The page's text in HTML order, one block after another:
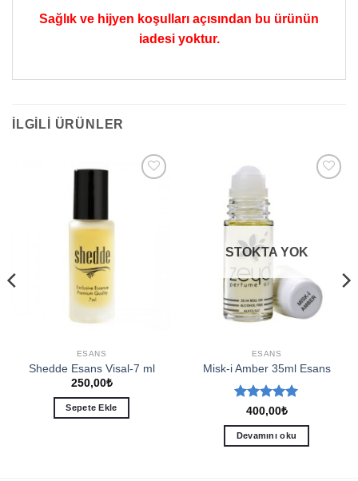
Sağlık ve hijyen koşulları açısından bu ürünün
iadesi yoktur.
İLGILI ÜRÜNLER
ESANS
Shedde Esans Visal-7 ml
250,00₺
Sepete Ekle
STOKTA YOK
ESANS
Misk-i Amber 35ml Esans
5 üzerinden
5oy aldı
400,00₺
Devamını oku